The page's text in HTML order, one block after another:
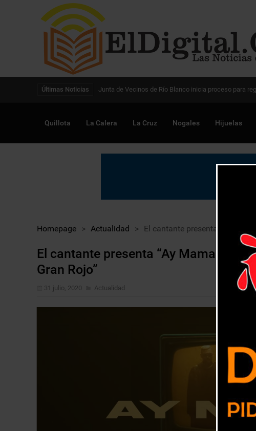
Últimas Noticias Digitalización de la gestión pública avanza en Chile
Quillota La Calera La Cruz Nogales Hijuelas
Homepage > Actualidad > El cantante presenta “Ay
El cantante presenta “Ay Mama”, el
Gran Rojo”
31 julio, 2020 Actualidad